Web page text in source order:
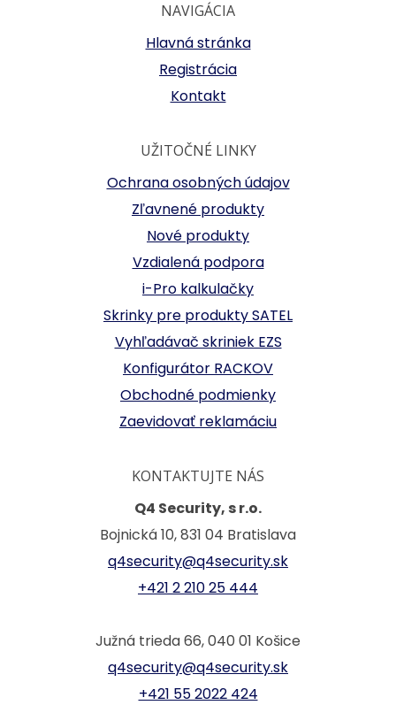
NAVIGÁCIA
Hlavná stránka
Registrácia
Kontakt
UŽITOČNÉ LINKY
Ochrana osobných údajov
Zľavnené produkty
Nové produkty
Vzdialená podpora
i-Pro kalkulačky
Skrinky pre produkty SATEL
Vyhľadávač skriniek EZS
Konfigurátor RACKOV
Obchodné podmienky
Zaevidovať reklamáciu
KONTAKTUJTE NÁS
Q4 Security, s r.o.
Bojnická 10, 831 04 Bratislava
q4security@q4security.sk
+421 2 210 25 444
Južná trieda 66, 040 01 Košice
q4security@q4security.sk
+421 55 2022 424